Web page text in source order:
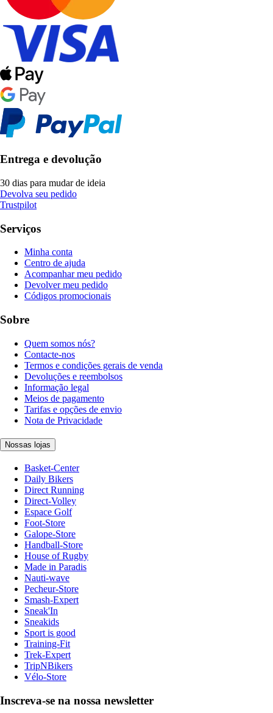
Entrega e devolução
30 dias para mudar de ideia
Devolva seu pedido
Trustpilot
Serviços
Minha conta
Centro de ajuda
Acompanhar meu pedido
Devolver meu pedido
Códigos promocionais
Sobre
Quem somos nós?
Contacte-nos
Termos e condições gerais de venda
Devoluções e reembolsos
Informação legal
Meios de pagamento
Tarifas e opções de envio
Nota de Privacidade
Nossas lojas
Basket-Center
Daily Bikers
Direct Running
Direct-Volley
Espace Golf
Foot-Store
Galope-Store
Handball-Store
House of Rugby
Made in Paradis
Nauti-wave
Pecheur-Store
Smash-Expert
Sneak'In
Sneakids
Sport is good
Training-Fit
Trek-Expert
TripNBikers
Vélo-Store
Inscreva-se na nossa newsletter